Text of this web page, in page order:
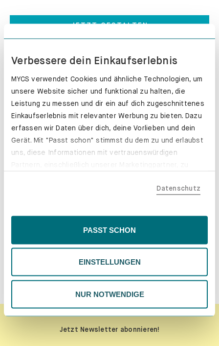
Verbessere dein Einkaufserlebnis
MYCS verwendet Cookies und ähnliche Technologien, um
unsere Website sicher und funktional zu halten, die
Leistung zu messen und dir ein auf dich zugeschnittenes
Einkaufserlebnis mit relevanter Werbung zu bieten. Dazu
erfassen wir Daten über dich, deine Vorlieben und dein
Gerät. Mit "Passt schon" stimmst du dem zu und erlaubst
uns, diese Informationen mit vertrauenswürdigen
der EU, beispielsweise in den USA, verarbeitet werden
Inhalte eingeschränkt sein könnten. Wähle
deiner Präferenzen. Du kannst deine Wahl jederzeit
ändern. Weitere Informationen findest du in unserer
Datenschutzrichtlinie.
Datenschutz
PASST SCHON
EINSTELLUNGEN
NUR NOTWENDIGE
JETZT GESTALTEN
zahlreichen Farben.
MATERIALPROBEN BESTELLEN
Jetzt Newsletter abonnieren!